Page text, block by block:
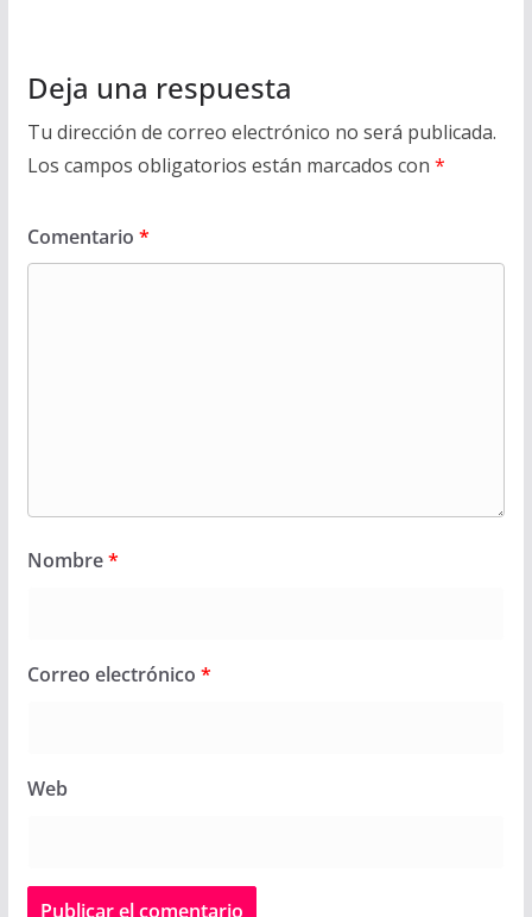
Deja una respuesta
Tu dirección de correo electrónico no será publicada.
Los campos obligatorios están marcados con *
Comentario *
Nombre*
Correo electrónico *
Web